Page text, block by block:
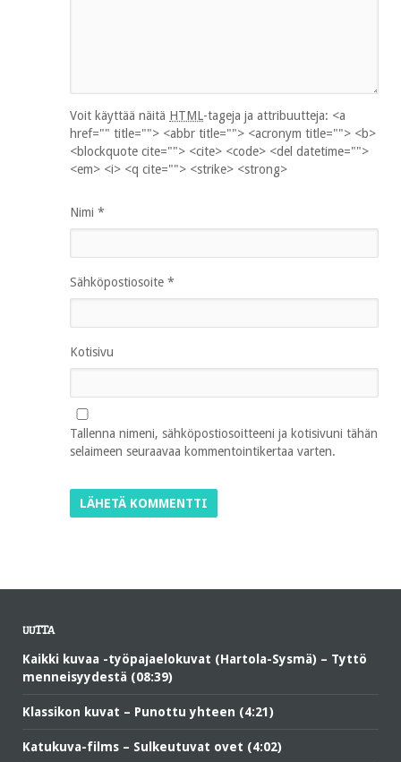
Voit käyttää näitä HTML-tageja ja attribuutteja: <a
href="" title=""> <abbr title=""> <acronym title=""> <b>
<blockquote cite=""> <cite> <code> <del datetime="">
<em> <i> <q cite=""> <strike> <strong>
Nimi *
Sähköpostiosoite *
Kotisivu
Tallenna nimeni, sähköpostiosoitteeni ja kotisivuni tähän
selaimeen seuraavaa kommentointikertaa varten.
UUTTA
Kaikki kuvaa -työpajaelokuvat (Hartola-Sysmä) – Tyttö
menneisyydestä (08:39)
Klassikon kuvat – Punottu yhteen (4:21)
Katukuva-films – Sulkeutuvat ovet (4:02)